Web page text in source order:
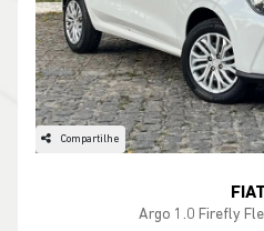
Compartilhe
FIAT
Argo 1.0 Firefly
Jeep
R$
55.351 km